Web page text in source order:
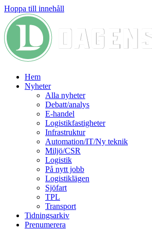
Hoppa till innehåll
Hem
Nyheter
Alla nyheter
Debatt/analys
E-handel
Logistikfastigheter
Infrastruktur
Automation/IT/Ny teknik
Miljö/CSR
Logistik
På nytt jobb
Logistiklägen
Sjöfart
TPL
Transport
Tidningsarkiv
Prenumerera